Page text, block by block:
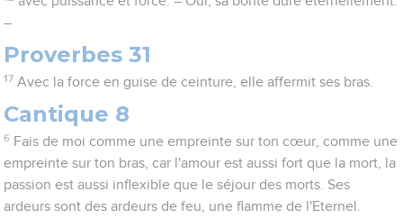
–
Proverbes 31
17 Avec la force en guise de ceinture, elle affermit ses bras.
Cantique 8
6 Fais de moi comme une empreinte sur ton cœur, comme une
empreinte sur ton bras, car l'amour est aussi fort que la mort, la
passion est aussi inflexible que le séjour des morts. Ses
ardeurs sont des ardeurs de feu, une flamme de l'Eternel.